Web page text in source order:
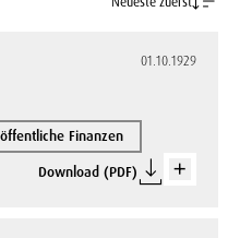
01.10.1929
Finanzen
Download (PDF)